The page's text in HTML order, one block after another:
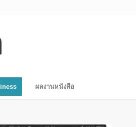
ผลงานหนังสือ